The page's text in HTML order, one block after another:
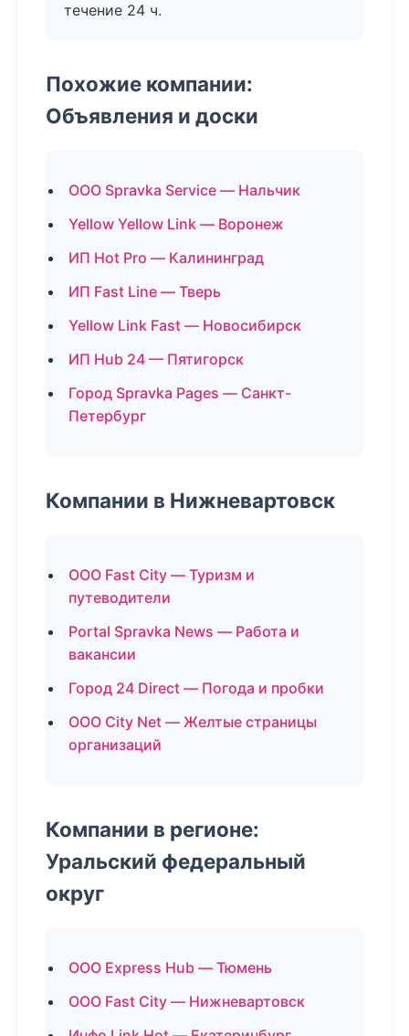
течение 24 ч.
Похожие компании:
Объявления и доски
ООО Spravka Service — Нальчик
Yellow Yellow Link — Воронеж
ИП Hot Pro — Калининград
ИП Fast Line — Тверь
Yellow Link Fast — Новосибирск
ИП Hub 24 — Пятигорск
Город Spravka Pages — Санкт-
Петербург
Компании в Нижневартовск
ООО Fast City — Туризм и
путеводители
Portal Spravka News — Работа и
вакансии
Город 24 Direct — Погода и пробки
ООО City Net — Желтые страницы
организаций
Компании в регионе:
Уральский федеральный
округ
ООО Express Hub — Тюмень
ООО Fast City — Нижневартовск